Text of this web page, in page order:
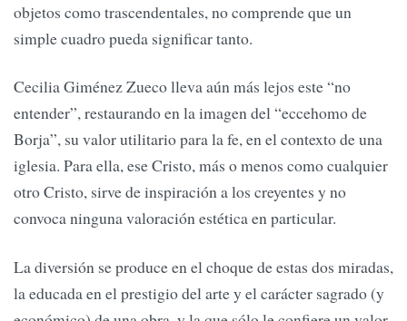
objetos como trascendentales, no comprende que un
simple cuadro pueda significar tanto.
Cecilia Giménez Zueco lleva aún más lejos este “no
entender”, restaurando en la imagen del “eccehomo de
Borja”, su valor utilitario para la fe, en el contexto de una
iglesia. Para ella, ese Cristo, más o menos como cualquier
otro Cristo, sirve de inspiración a los creyentes y no
convoca ninguna valoración estética en particular.
La diversión se produce en el choque de estas dos miradas,
la educada en el prestigio del arte y el carácter sagrado (y